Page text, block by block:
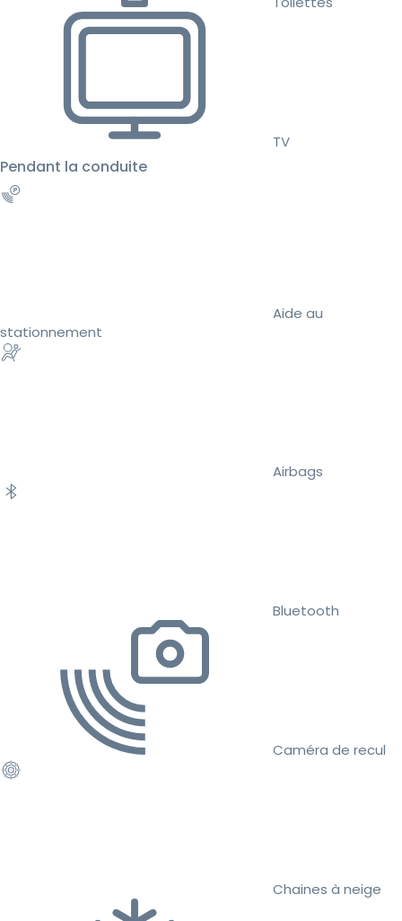
TV
Pendant la conduite
Aide au
stationnement
Airbags
Bluetooth
Caméra de recul
Chaines à neige